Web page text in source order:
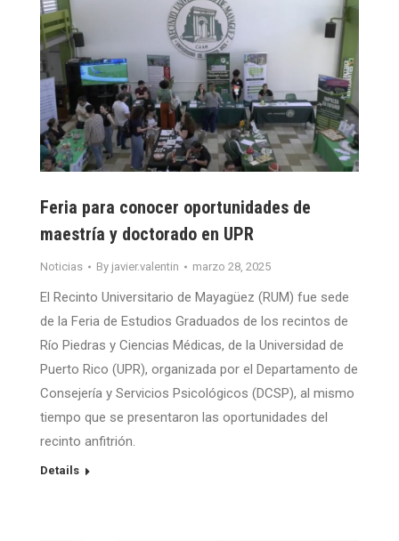
Feria para conocer oportunidades de
maestría y doctorado en UPR
Noticias By javier.valentin marzo 28, 2025
El Recinto Universitario de Mayagüez (RUM) fue sede
de la Feria de Estudios Graduados de los recintos de
Río Piedras y Ciencias Médicas, de la Universidad de
Puerto Rico (UPR), organizada por el Departamento de
Consejería y Servicios Psicológicos (DCSP), al mismo
tiempo que se presentaron las oportunidades del
recinto anfitrión.
Details